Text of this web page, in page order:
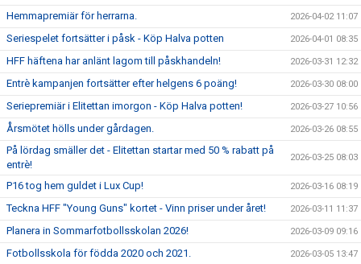
Hemmapremiär för herrarna. 2026-04-02 11:07
Seriespelet fortsätter i påsk - Köp Halva potten 2026-04-01 08:35
HFF häftena har anlänt lagom till påskhandeln! 2026-03-31 12:32
Entrè kampanjen fortsätter efter helgens 6 poäng! 2026-03-30 08:00
Seriepremiär i Elitettan imorgon - Köp Halva potten! 2026-03-27 10:56
Årsmötet hölls under gårdagen. 2026-03-26 08:55
På lördag smäller det - Elitettan startar med 50 % rabatt på
entrè!
2026-03-25 08:03
P16 tog hem guldet i Lux Cup! 2026-03-16 08:19
Teckna HFF "Young Guns" kortet - Vinn priser under året! 2026-03-11 11:37
Planera in Sommarfotbollsskolan 2026! 2026-03-09 09:16
Fotbollsskola för födda 2020 och 2021. 2026-03-05 13:47